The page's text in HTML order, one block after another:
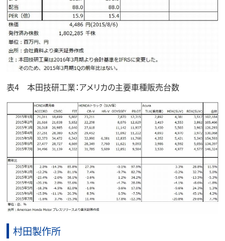
表4 本田技研工業：アメリカの主要車種販売台数
村田製作所